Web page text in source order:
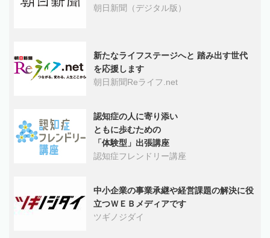
朝日新聞（デジタル版）
新たなライフステージへと 踏み出す世代
を応援します
朝日新聞Reライフ.net
認知症の人に寄り添い
ともに歩むための
「体験型」出張講座
認知症フレンドリー講座
中小企業の事業承継や経営課題の解決に役
立つＷＥＢメディアです
ツギノジダイ